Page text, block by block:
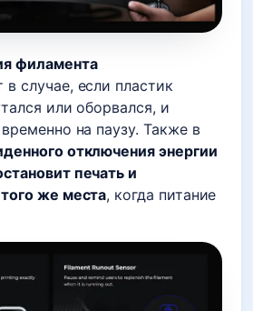
филамента
случае, если пластик
или оборвался, и
на паузу. Также в
отключения энергии
печать и
же места, когда питание